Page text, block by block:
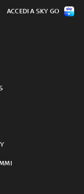
ACCEDI A SKY GO